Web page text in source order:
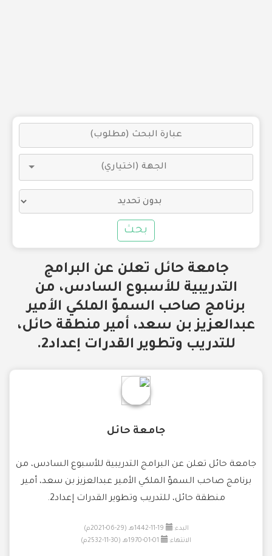
بحث
جامعة حائل تعلن عن البرامج
التدريبية للأسبوع السادس، من
برنامج صاحب السموّ الملكي الأمير
عبدالعزيز بن سعد، أمير منطقة حائل،
للتدريب وتطوير القدرات إعداد2.
جامعة حائل
جامعة حائل تعلن عن البرامج التدريبية للأسبوع السادس، من
برنامج صاحب السموّ الملكي الأمير عبدالعزيز بن سعد، أمير
منطقة حائل، للتدريب وتطوير القدرات إعداد2.
البدء:
الانتهاء: